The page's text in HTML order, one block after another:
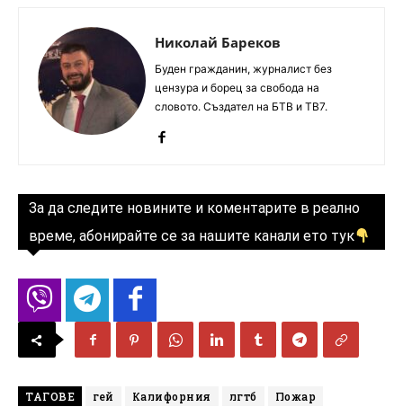
Николай Бареков
Буден гражданин, журналист без
цензура и борец за свобода на
словото. Създател на БТВ и ТВ7.
За да следите новините и коментарите в реално
време, абонирайте се за нашите канали ето тук
ТАГОВЕ гей Калифорния лгтб Пожар